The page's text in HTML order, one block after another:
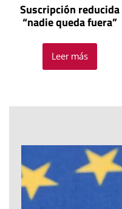
Suscripción reducida
“nadie queda fuera”
Leer más